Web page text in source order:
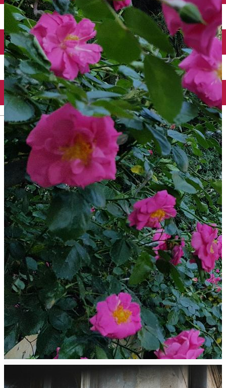
English
Închirieri auto
Închirieri biciclete
Taxi
Încărcare vehicule electrice